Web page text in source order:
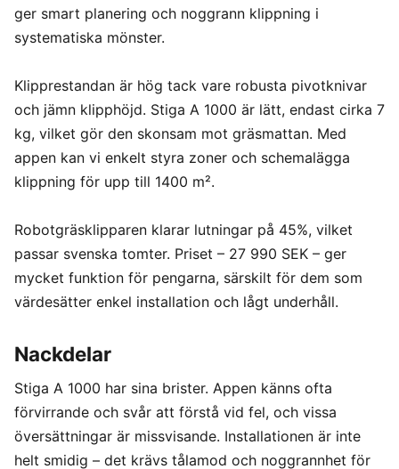
ger smart planering och noggrann klippning i
systematiska mönster.
Klipprestandan är hög tack vare robusta pivotknivar
och jämn klipphöjd. Stiga A 1000 är lätt, endast cirka 7
kg, vilket gör den skonsam mot gräsmattan. Med
appen kan vi enkelt styra zoner och schemalägga
klippning för upp till 1400 m².
Robotgräsklipparen klarar lutningar på 45%, vilket
passar svenska tomter. Priset – 27 990 SEK – ger
mycket funktion för pengarna, särskilt för dem som
värdesätter enkel installation och lågt underhåll.
Nackdelar
Stiga A 1000 har sina brister. Appen känns ofta
förvirrande och svår att förstå vid fel, och vissa
översättningar är missvisande. Installationen är inte
helt smidig – det krävs tålamod och noggrannhet för